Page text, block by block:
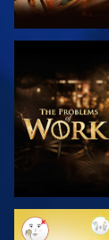
EXPLORA LAS
SERIES